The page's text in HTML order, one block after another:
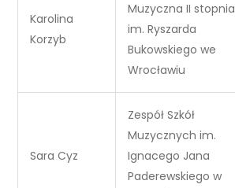
Karolina
Korzyb
Muzyczna II stopnia
im. Ryszarda
Bukowskiego we
Wrocławiu
Sara Cyz
Zespół Szkół
Muzycznych im.
Ignacego Jana
Paderewskiego w